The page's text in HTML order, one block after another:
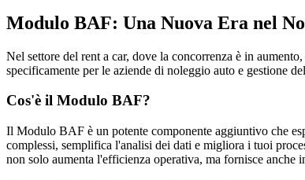
Modulo BAF: Una Nuova Era nel
Nel settore del rent a car, dove la concorrenza è in
specificamente per le aziende di noleggio auto e gestione
Cos'è il Modulo BAF?
Il Modulo BAF è un potente componente aggiuntivo che
complessi, semplifica l'analisi dei dati e migliora i tuoi
non solo aumenta l'efficienza operativa, ma fornisce